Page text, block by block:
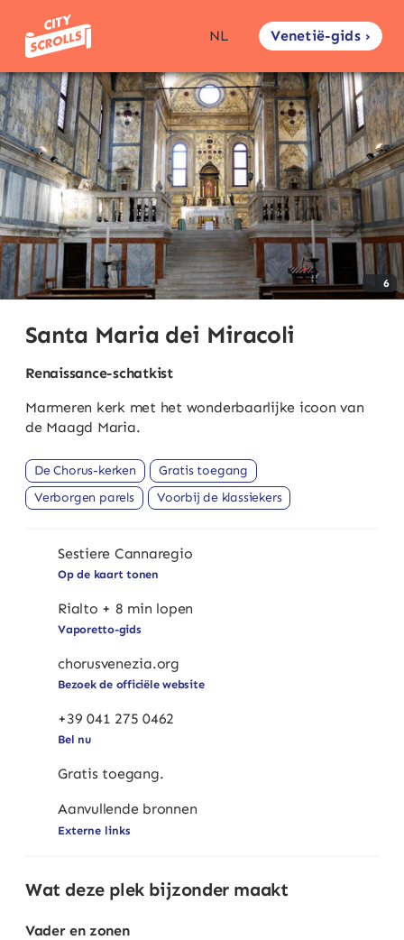
NL Venetië-gids ›
6
Santa Maria dei Miracoli
Renaissance-schatkist
Marmeren kerk met het wonderbaarlijke icoon van
de Maagd Maria.
De Chorus-kerken
Gratis toegang
Verborgen parels
Voorbij de klassiekers
Sestiere Cannaregio
Op de kaart tonen
Rialto + 8 min lopen
Vaporetto-gids
chorusvenezia.org
Bezoek de officiële website
+39 041 275 0462
Bel nu
Gratis toegang.
Aanvullende bronnen
Externe links
Wat deze plek bijzonder maakt
Vader en zonen